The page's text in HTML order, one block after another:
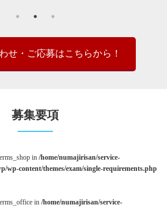
せ・ご応募はこちらから！
募集要項
in /home/numajirisan/service-
wp-content/themes/exam/single-requirements.php
in /home/numajirisan/service-